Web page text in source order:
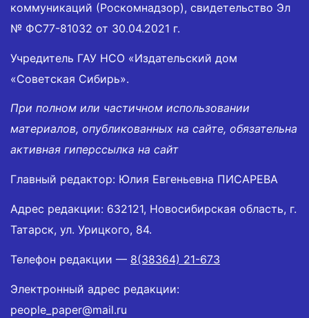
коммуникаций (Роскомнадзор), свидетельство Эл
№ ФС77-81032 от 30.04.2021 г.
Учредитель ГАУ НСО «Издательский дом
«Советская Сибирь».
При полном или частичном использовании
материалов, опубликованных на сайте, обязательна
активная гиперссылка на сайт
Главный редактор: Юлия Евгеньевна ПИСАРЕВА
Адрес редакции: 632121, Новосибирская область, г.
Татарск, ул. Урицкого, 84.
Телефон редакции — 8(38364) 21-673
Электронный адрес редакции:
people_paper@mail.ru